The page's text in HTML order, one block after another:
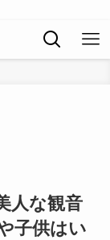
人な観音
子供はい